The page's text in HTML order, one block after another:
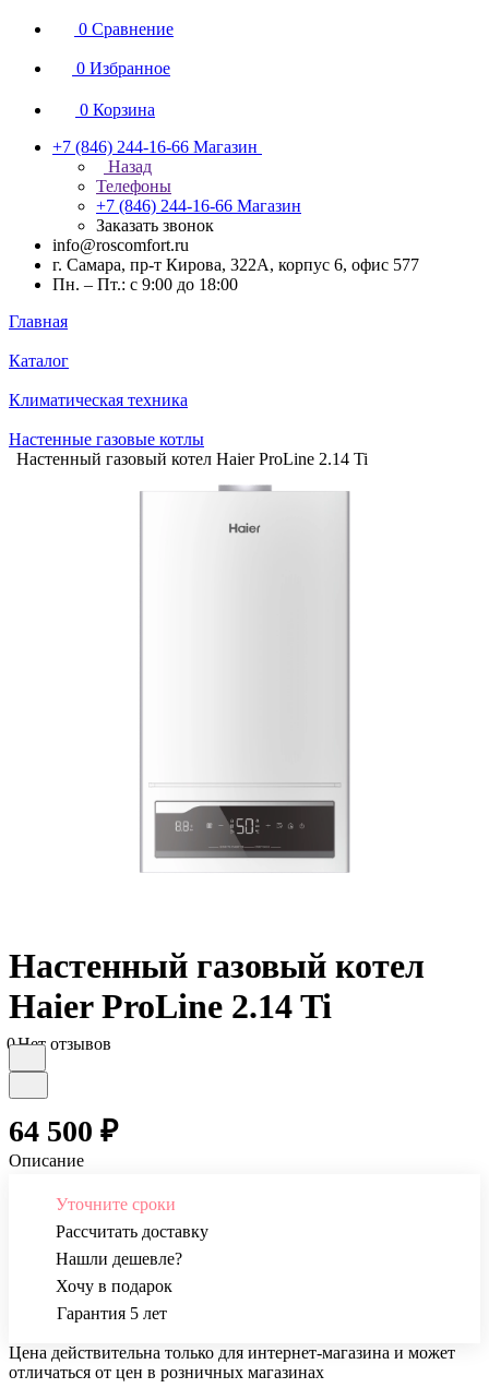
0 Сравнение
0 Избранное
0 Корзина
+7 (846) 244-16-66 Магазин
Назад
Телефоны
+7 (846) 244-16-66 Магазин
Заказать звонок
info@roscomfort.ru
г. Самара, пр-т Кирова, 322А, корпус 6, офис 577
Пн. – Пт.: с 9:00 до 18:00
Главная
Каталог
Климатическая техника
Настенные газовые котлы
Настенный газовый котел Haier ProLine 2.14 Ti
Настенный газовый котел
Haier ProLine 2.14 Ti
0Нет отзывов
64 500 ₽
Описание
Уточните сроки
Рассчитать доставку
Нашли дешевле?
Хочу в подарок
Гарантия 5 лет
Цена действительна только для интернет-магазина и может
отличаться от цен в розничных магазинах